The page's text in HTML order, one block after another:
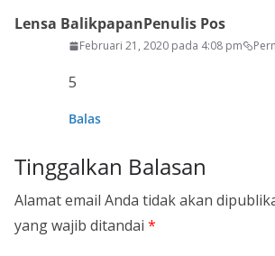
Lensa BalikpapanPenulis Pos
Februari 21, 2020 pada 4:08 pm
5
Balas
Tinggalkan Balasan
Alamat email Anda tidak akan
yang wajib ditandai *